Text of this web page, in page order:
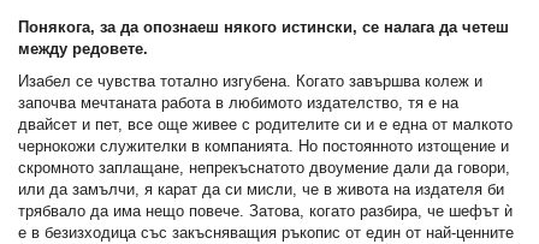
Понякога, за да опознаеш някого истински, се налага да четеш
между редовете.
Изабел се чувства тотално изгубена. Когато завършва колеж и
започва мечтаната работа в любимото издателство, тя е на
двайсет и пет, все още живее с родителите си и е една от малкото
чернокожи служителки в компанията. Но постоянното изтощение и
скромното заплащане, непрекъснатото двоумение дали да говори,
или да замълчи, я карат да си мисли, че в живота на издателя би
трябвало да има нещо повече. Затова, когато разбира, че шефът ѝ
е в безизходица със закъсняващия ръкопис от един от най-ценните